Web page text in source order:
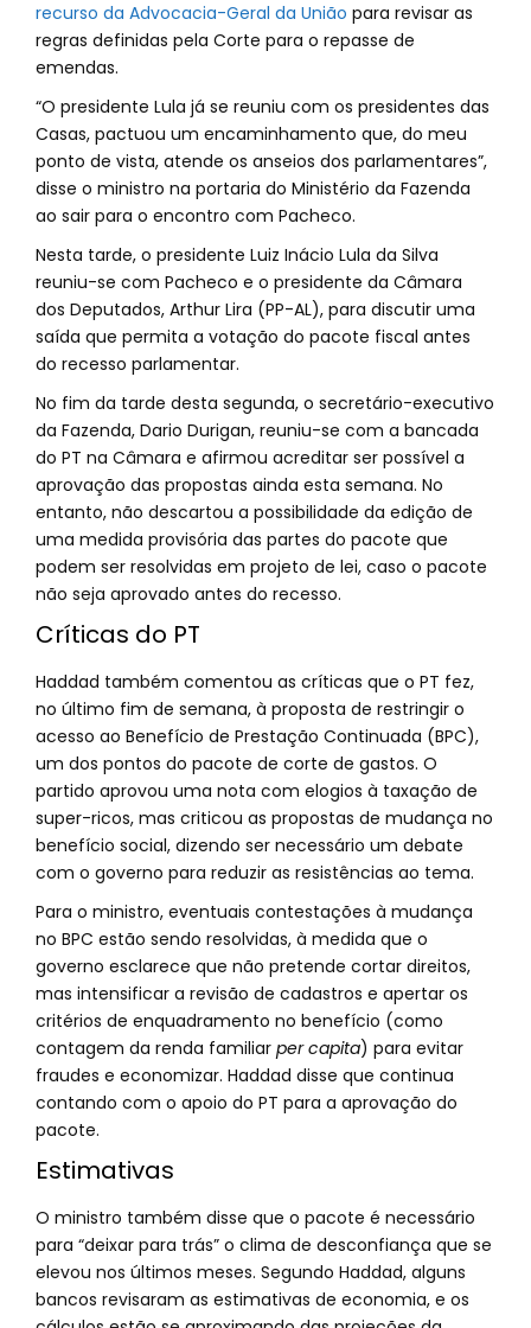
recurso da Advocacia-Geral da União para revisar as
regras definidas pela Corte para o repasse de
emendas.
“O presidente Lula já se reuniu com os presidentes das
Casas, pactuou um encaminhamento que, do meu
ponto de vista, atende os anseios dos parlamentares”,
disse o ministro na portaria do Ministério da Fazenda
ao sair para o encontro com Pacheco.
Nesta tarde, o presidente Luiz Inácio Lula da Silva
reuniu-se com Pacheco e o presidente da Câmara
dos Deputados, Arthur Lira (PP-AL), para discutir uma
saída que permita a votação do pacote fiscal antes
do recesso parlamentar.
No fim da tarde desta segunda, o secretário-executivo
da Fazenda, Dario Durigan, reuniu-se com a bancada
do PT na Câmara e afirmou acreditar ser possível a
aprovação das propostas ainda esta semana. No
entanto, não descartou a possibilidade da edição de
uma medida provisória das partes do pacote que
podem ser resolvidas em projeto de lei, caso o pacote
não seja aprovado antes do recesso.
Críticas do PT
Haddad também comentou as críticas que o PT fez,
no último fim de semana, à proposta de restringir o
acesso ao Benefício de Prestação Continuada (BPC),
um dos pontos do pacote de corte de gastos. O
partido aprovou uma nota com elogios à taxação de
super-ricos, mas criticou as propostas de mudança no
benefício social, dizendo ser necessário um debate
com o governo para reduzir as resistências ao tema.
Para o ministro, eventuais contestações à mudança
no BPC estão sendo resolvidas, à medida que o
governo esclarece que não pretende cortar direitos,
mas intensificar a revisão de cadastros e apertar os
critérios de enquadramento no benefício (como
contagem da renda familiar per capita) para evitar
fraudes e economizar. Haddad disse que continua
contando com o apoio do PT para a aprovação do
pacote.
Estimativas
O ministro também disse que o pacote é necessário
para “deixar para trás” o clima de desconfiança que se
elevou nos últimos meses. Segundo Haddad, alguns
bancos revisaram as estimativas de economia, e os